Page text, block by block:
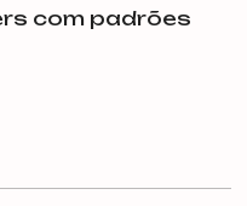
com padrões